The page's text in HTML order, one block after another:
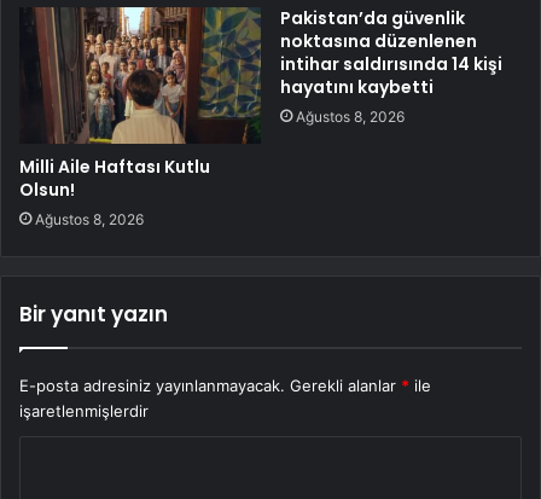
Milli Aile Haftası Kutlu
Olsun!
Ağustos 8, 2026
Pakistan’da güvenlik
noktasına düzenlenen
intihar saldırısında 14 kişi
hayatını kaybetti
Ağustos 8, 2026
Bir yanıt yazın
E-posta adresiniz yayınlanmayacak. Gerekli alanlar * ile
işaretlenmişlerdir